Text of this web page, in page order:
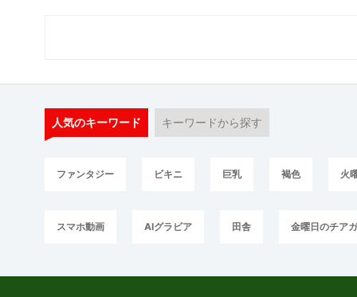
人気のキーワード キーワードから探す
ファンタジー ビキニ 巨乳 褐色 火
スマホ動画 AIグラビア 田舎 金曜日のチア